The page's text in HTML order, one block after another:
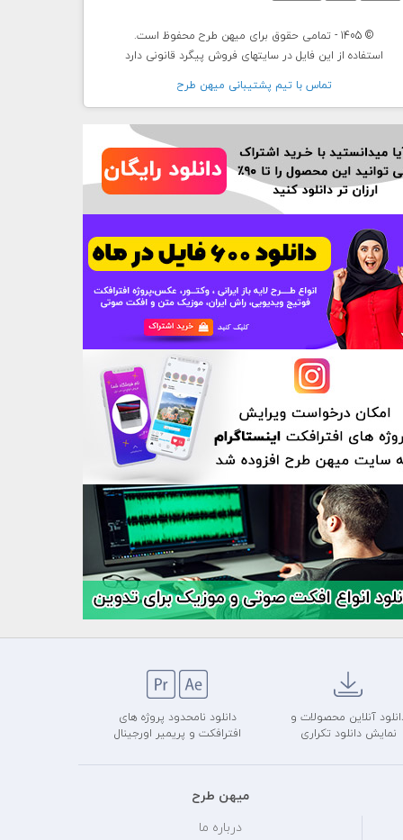
© 1405 - تمامی حقوق برای میهن طرح محفوظ است.
استفاده از این فایل در سایتهای فروش پیگرد قانونی دارد
تماس با تيم پشتيبانی ميهن طرح
آنلاین محصولات و
نمایش دانلود تکراری
دانلود نامحدود پروژه های
افترافکت و پریمیر اورجینال
میهن طرح
درباره ما